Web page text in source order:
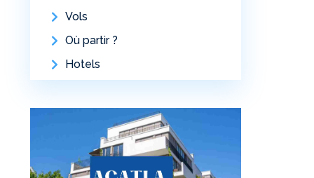
Vols
Où partir ?
Hotels